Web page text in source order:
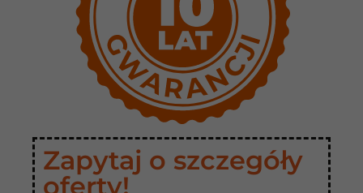
Zapytaj o szczegóły
oferty!